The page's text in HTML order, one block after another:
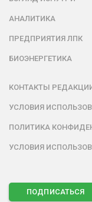
АНАЛИТИКА
ПРЕДПРИЯТИЯ ЛПК
БИОЭНЕРГЕТИКА
КОНТАКТЫ
УСЛОВИЯ
ПОЛИТИКА
УСЛОВИЯ
ПОДПИСАТЬСЯ